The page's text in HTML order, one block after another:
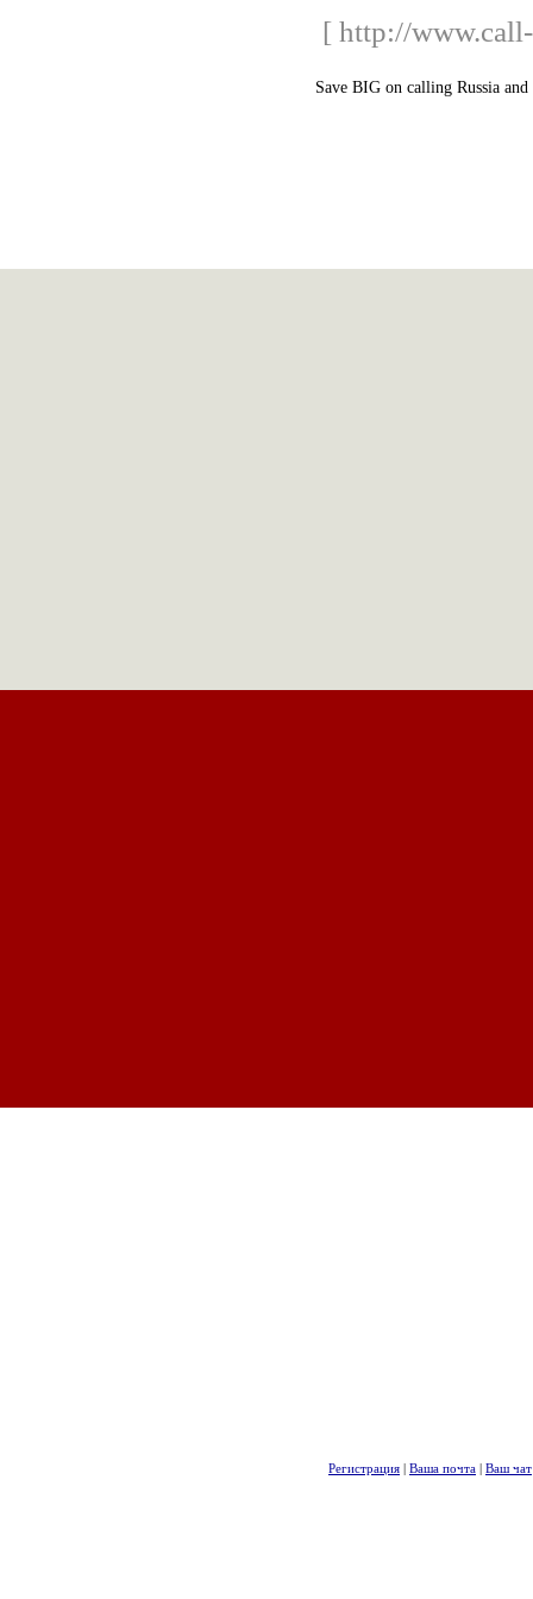
[ http://
Save BIG on calling Russia
Регистрация | Ваша почта | Ваш чат